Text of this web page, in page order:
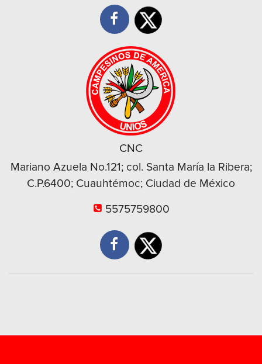
CNC
Mariano Azuela No.121; col. Santa María la Ribera;
C.P.6400; Cuauhtémoc; Ciudad de México
5575759800